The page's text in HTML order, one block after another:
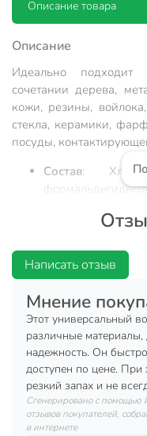
Описание товара
Описание
Идеально
сочетании дерева,
кожи, резины,
стекла, керамики,
посуды,
Состав:
алифатические и
Условия хранения
-20°C до +30°C.
Применение
Склеиваемые
обезжирить бензином
слоем на обе
сильно прижать на
имеет сила, а не
можно
Написать отзыв
Мнение
Этот универсальный
различные материалы,
надежность. Он
доступен по цене. При
резкий запах и не
Сгенерировано с помощью
отзывов покупателей,
в интернете